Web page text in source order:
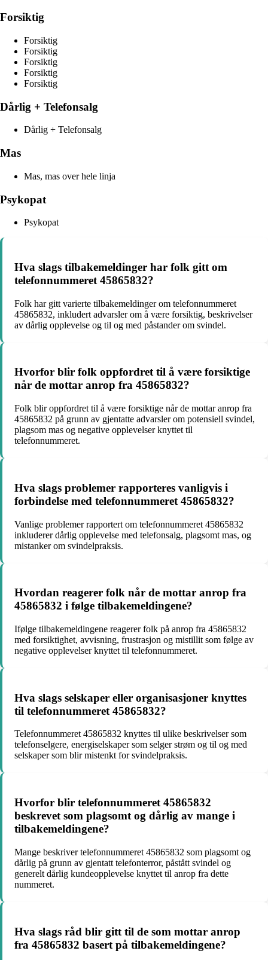
Forsiktig
Forsiktig
Forsiktig
Forsiktig
Forsiktig
Forsiktig
Dårlig + Telefonsalg
Dårlig + Telefonsalg
Mas
Mas, mas over hele linja
Psykopat
Psykopat
Hva slags tilbakemeldinger har folk gitt om
telefonnummeret 45865832?
Folk har gitt varierte tilbakemeldinger om telefonnummeret
45865832, inkludert advarsler om å være forsiktig, beskrivelser
av dårlig opplevelse og til og med påstander om svindel.
Hvorfor blir folk oppfordret til å være forsiktige
når de mottar anrop fra 45865832?
Folk blir oppfordret til å være forsiktige når de mottar anrop fra
45865832 på grunn av gjentatte advarsler om potensiell svindel,
plagsom mas og negative opplevelser knyttet til
telefonnummeret.
Hva slags problemer rapporteres vanligvis i
forbindelse med telefonnummeret 45865832?
Vanlige problemer rapportert om telefonnummeret 45865832
inkluderer dårlig opplevelse med telefonsalg, plagsomt mas, og
mistanker om svindelpraksis.
Hvordan reagerer folk når de mottar anrop fra
45865832 i følge tilbakemeldingene?
Ifølge tilbakemeldingene reagerer folk på anrop fra 45865832
med forsiktighet, avvisning, frustrasjon og mistillit som følge av
negative opplevelser knyttet til telefonnummeret.
Hva slags selskaper eller organisasjoner knyttes
til telefonnummeret 45865832?
Telefonnummeret 45865832 knyttes til ulike beskrivelser som
telefonselgere, energiselskaper som selger strøm og til og med
selskaper som blir mistenkt for svindelpraksis.
Hvorfor blir telefonnummeret 45865832
beskrevet som plagsomt og dårlig av mange i
tilbakemeldingene?
Mange beskriver telefonnummeret 45865832 som plagsomt og
dårlig på grunn av gjentatt telefonterror, påstått svindel og
generelt dårlig kundeopplevelse knyttet til anrop fra dette
nummeret.
Hva slags råd blir gitt til de som mottar anrop
fra 45865832 basert på tilbakemeldingene?